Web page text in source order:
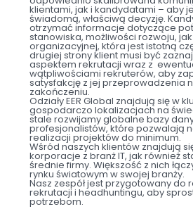
klientami, jak i kandydatami – aby
świadomą, właściwą decyzję.
otrzymać informacje dotyczące
stanowiska, możliwości rozwoju,
organizacyjnej, która jest istotną
drugiej strony klient musi być
aspektem rekrutacji wraz z
wątpliwościami rekruterów, aby
satysfakcję z jej przeprowadzenia
zakończeniu.
Odziały EER Global znajdują się w
gospodarczo lokalizacjach na
stale rozwijamy globalne bazy
profesjonalistów, które pozwalają
realizacji projektów do minimum.
Wśród naszych klientów znajdują
korporacje z branż IT, jak również
średnie firmy. Większość z nich
rynku światowym w swojej branży.
Nasz zespół jest przygotowany do
rekrutacji i headhuntingu, aby
potrzebom.